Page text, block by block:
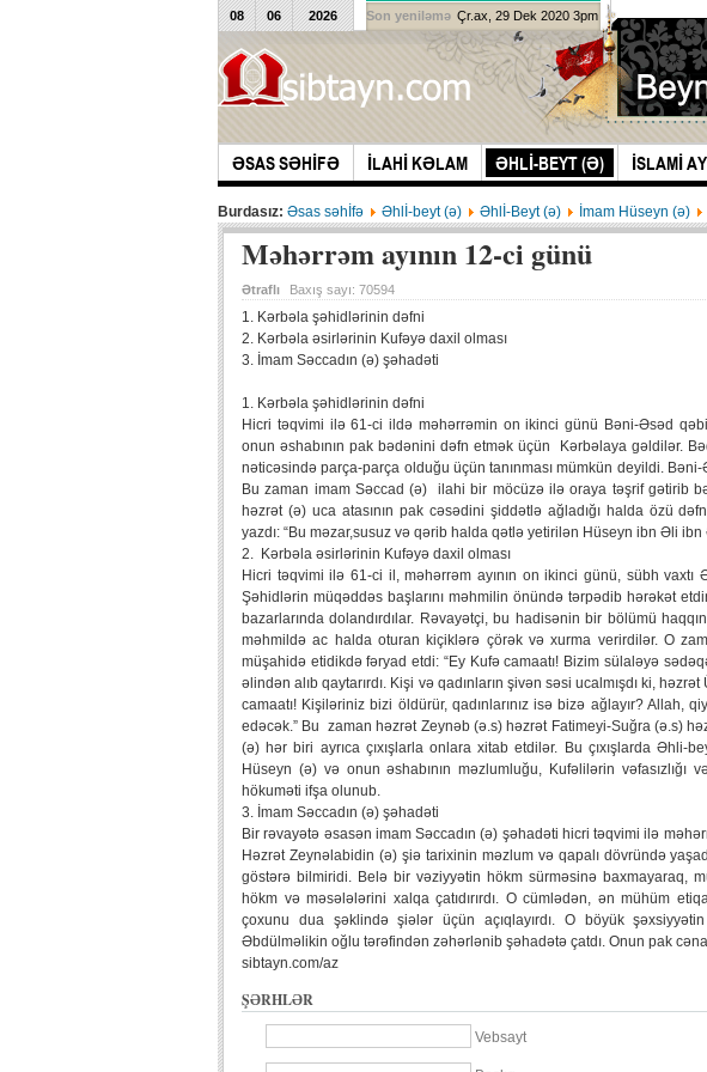
ƏSAS SƏHİFƏ İLAHİ KƏLAM ƏHLİ-BEYT (Ə) İSLAMİ
08 06 2026 Son yeniləmə Çr.ax, 29 Dek 2020 3pm
Burdasız: Əsas səhİfə Əhlİ-beyt (ə) Əhlİ-Beyt (ə) İmam Hüseyn (ə)
Məhərrəm ayının 12-ci günü
Ətraflı Baxış sayı: 70594
1. Kərbəla şəhidlərinin dəfni
2. Kərbəla əsirlərinin Kufəyə daxil olması
3. İmam Səccadın (ə) şəhadəti
1. Kərbəla şəhidlərinin dəfni
Hicri təqvimi ilə 61-ci ildə məhərrəmin on ikinci günü Bəni-Əsəd
onun əshabının pak bədənini dəfn etmək üçün Kərbəlaya gəldilər.
nəticəsində parça-parça olduğu üçün tanınması mümkün deyildi.
Bu zaman imam Səccad (ə) ilahi bir möcüzə ilə oraya təşrif gətirib
həzrət (ə) uca atasının pak cəsədini şiddətlə ağladığı halda özü
yazdı: “Bu məzar,susuz və qərib halda qətlə yetirilən Hüseyn ibn Əli ibn
2. Kərbəla əsirlərinin Kufəyə daxil olması
Hicri təqvimi ilə 61-ci il, məhərrəm ayının on ikinci günü, sübh
Şəhidlərin müqəddəs başlarını məhmilin önündə tərpədib hərəkət
bazarlarında dolandırdılar. Rəvayətçi, bu hadisənin bir bölümü
məhmildə ac halda oturan kiçiklərə çörək və xurma verirdilər. O
müşahidə etidikdə fəryad etdi: “Ey Kufə camaatı! Bizim sülaləyə
əlindən alıb qaytarırdı. Kişi və qadınların şivən səsi ucalmışdı ki,
camaatı! Kişiləriniz bizi öldürür, qadınlarınız isə bizə ağlayır? Allah,
edəcək.” Bu zaman həzrət Zeynəb (ə.s) həzrət Fatimeyi-Suğra (ə.s)
(ə) hər biri ayrıca çıxışlarla onlara xitab etdilər. Bu çıxışlarda Əhli-
Hüseyn (ə) və onun əshabının məzlumluğu, Kufəlilərin vəfasızlığı
hökuməti ifşa olunub.
3. İmam Səccadın (ə) şəhadəti
Bir rəvayətə əsasən imam Səccadın (ə) şəhadəti hicri təqvimi ilə
Həzrət Zeynəlabidin (ə) şiə tarixinin məzlum və qapalı dövründə
göstərə bilmiridi. Belə bir vəziyyətin hökm sürməsinə baxmayaraq,
hökm və məsələlərini xalqa çatıdırırdı. O cümlədən, ən mühüm
çoxunu dua şəklində şiələr üçün açıqlayırdı. O böyük
Əbdülməlikin oğlu tərəfindən zəhərlənib şəhadətə çatdı. Onun pak
sibtayn.com/az
ŞƏRHLƏR
Vebsayt